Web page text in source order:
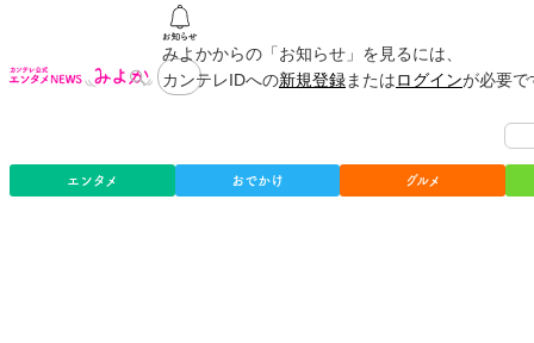
みよかからの「お知らせ」を見るには、
カンテレIDへの新規登録またはログインが必要
エンタメ おでかけ グルメ